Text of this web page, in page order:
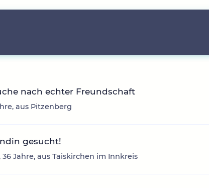
nach echter Freundschaft
aus Pitzenberg
gesucht!
Jahre, aus Taiskirchen im Innkreis